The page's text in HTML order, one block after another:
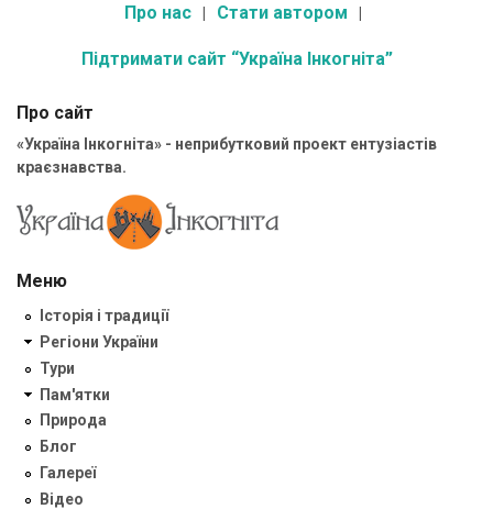
Про нас Стати автором
Підтримати сайт “Україна Інкогніта”
Про сайт
«Україна Інкогніта» - неприбутковий проект ентузіастів
краєзнавства.
Меню
Історія і традиції
Регіони України
Тури
Пам'ятки
Природа
Блог
Галереї
Відео